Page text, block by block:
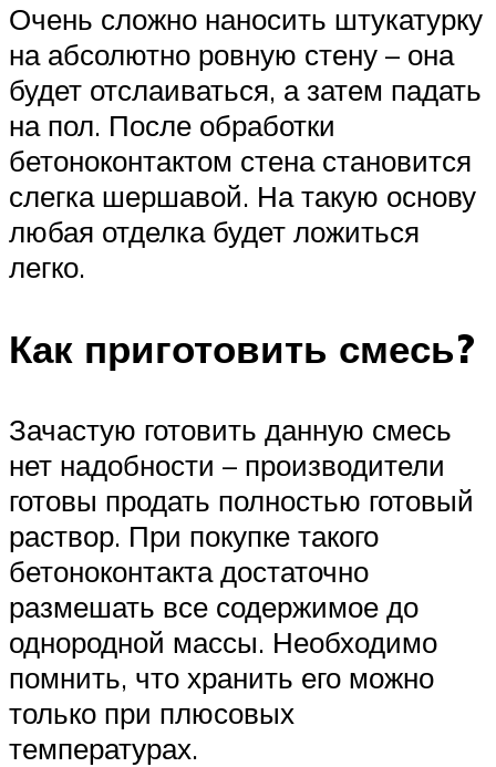
Очень сложно наносить штукатурку
на абсолютно ровную стену – она
будет отслаиваться, а затем падать
на пол. После обработки
бетоноконтактом стена становится
слегка шершавой. На такую основу
любая отделка будет ложиться
легко.
Как приготовить смесь?
Зачастую готовить данную смесь
нет надобности – производители
готовы продать полностью готовый
раствор. При покупке такого
бетоноконтакта достаточно
размешать все содержимое до
однородной массы. Необходимо
помнить, что хранить его можно
только при плюсовых
температурах.